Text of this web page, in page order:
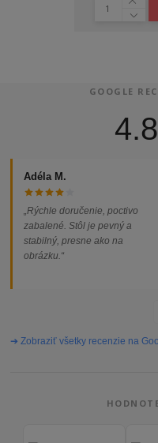
GOOGLE
4.8
Adéla M.
„Rýchle doručenie, poctivo
zabalené. Stôl je pevný a
stabilný, presne ako na
obrázku.“
➔ Zobraziť všetky recenzie na